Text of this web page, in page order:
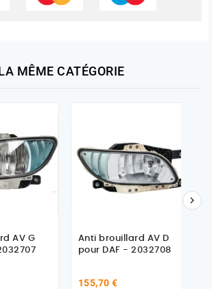
MÊME CATÉGORIE
AV G
Anti brouillard AV D
pour DAF - 2032708
155,70 €
